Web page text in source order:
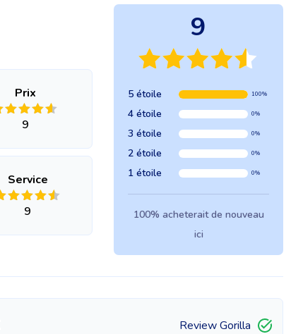
Prix
9
Service
9
9
5 étoile 100%
4 étoile 0%
3 étoile 0%
2 étoile 0%
1 étoile 0%
100% acheterait de nouveau
ici
Review Gorilla